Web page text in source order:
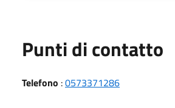
Punti di contatto
Telefono :0573371286